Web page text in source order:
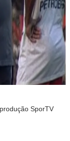
SporTV